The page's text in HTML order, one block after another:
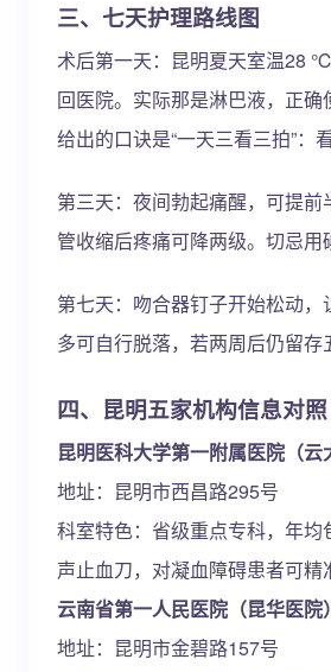
三、七天护理路线图
术后第一天：昆明夏天室温28
回医院。实际那是淋巴液，正
给出的口诀是“一天三看三拍”
第三天：夜间勃起痛醒，可提
管收缩后疼痛可降两级。切忌
第七天：吻合器钉子开始松动
多可自行脱落，若两周后仍留
四、昆明五家机构信息对照
昆明医科大学第一附属医院（
地址：昆明市西昌路295号
科室特色：省级重点专科，年均
声止血刀，对凝血障碍患者可
云南省第一人民医院（昆华医院
地址：昆明市金碧路157号